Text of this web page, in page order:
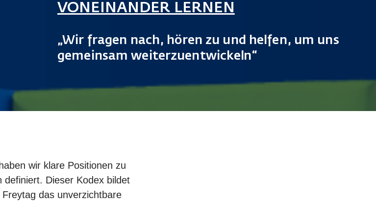
VONEINANDER LERNEN
„Wir fragen nach, hören zu und helfen, um uns
gemeinsam weiterzuentwickeln“
wir klare Positionen zu
definiert. Dieser Kodex bildet
das unverzichtbare